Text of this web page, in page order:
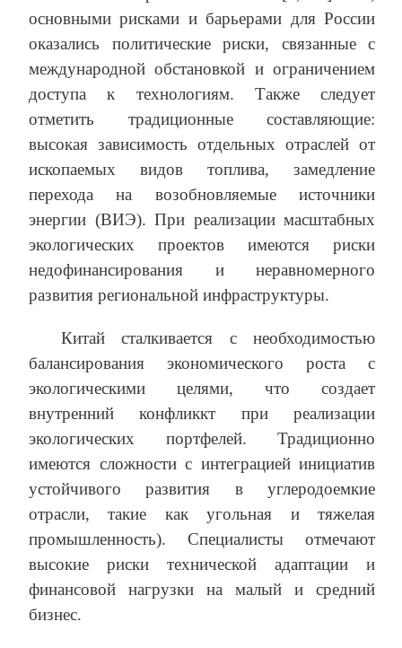
основными рисками и барьерами для России
оказались политические риски, связанные с
международной обстановкой и ограничением
доступа к технологиям. Также следует
отметить традиционные составляющие:
высокая зависимость отдельных отраслей от
ископаемых видов топлива, замедление
перехода на возобновляемые источники
энергии (ВИЭ). При реализации масштабных
экологических проектов имеются риски
недофинансирования и неравномерного
развития региональной инфраструктуры.
Китай сталкивается с необходимостью
балансирования экономического роста с
экологическими целями, что создает
внутренний конфликкт при реализации
экологических портфелей. Традиционно
имеются сложности с интеграцией инициатив
устойчивого развития в углеродоемкие
отрасли, такие как угольная и тяжелая
промышленность). Специалисты отмечают
высокие риски технической адаптации и
финансовой нагрузки на малый и средний
бизнес.